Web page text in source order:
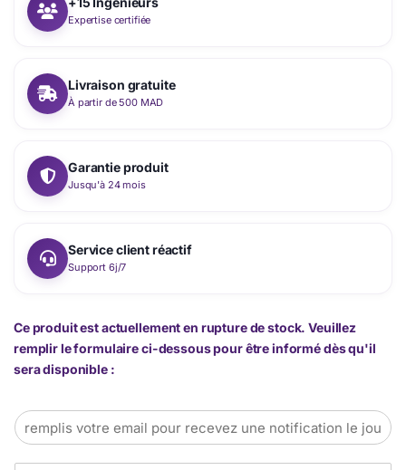
Expertise certifiée
Livraison gratuite
À partir de 500 MAD
Garantie produit
Jusqu'à 24 mois
Service client réactif
Support 6j/7
Ce produit est actuellement en rupture de stock. Veuillez
remplir le formulaire ci-dessous pour être informé dès qu'il
sera disponible :
E
m